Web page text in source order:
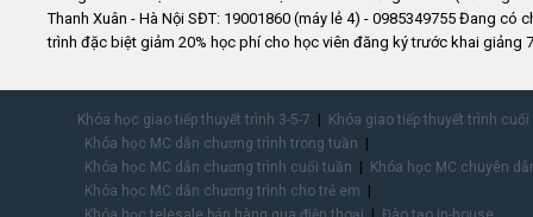
Thanh Xuân - Hà Nội SĐT: 19001860 (máy lẻ 4) - 0985349755 Đang có
trình đặc biệt giảm 20% học phí cho học viên đăng ký trước khai giảng
Khóa học giao tiếp thuyết trình 3-5-7
Khóa giao tiếp thuyết trình
Khóa học MC dẫn chương trình trong tuần
Khóa học MC dẫn chương trình cuối tuần
Khóa học MC chuyên
Khóa học MC dẫn chương trình cho trẻ em